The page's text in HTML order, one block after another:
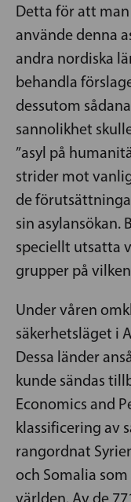
Detta för att
använde denna
andra nordiska
behandla
dessutom
sannolikhet
”asyl på
strider mot
de
sin asylansökan.
speciellt utsatta
grupper på
Under våren
säkerhetsläget i
Dessa länder
kunde sändas
Economics and
klassificering av
rangordnat
och Somalia
världen. Av de